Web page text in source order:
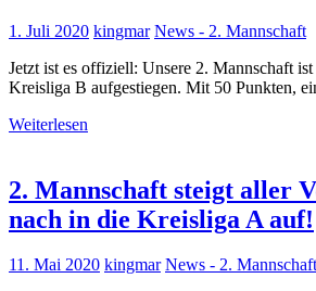
1. Juli 2020 kingmar News - 2. Mannschaft
Jetzt ist es offiziell: Unsere 2. Mannschaft
Kreisliga B aufgestiegen. Mit 50 Punkten,
Weiterlesen
2. Mannschaft steigt aller
nach in die Kreisliga A auf!
11. Mai 2020 kingmar News - 2. Mannschaft